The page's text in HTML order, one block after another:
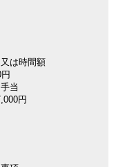
は時間額
当
円